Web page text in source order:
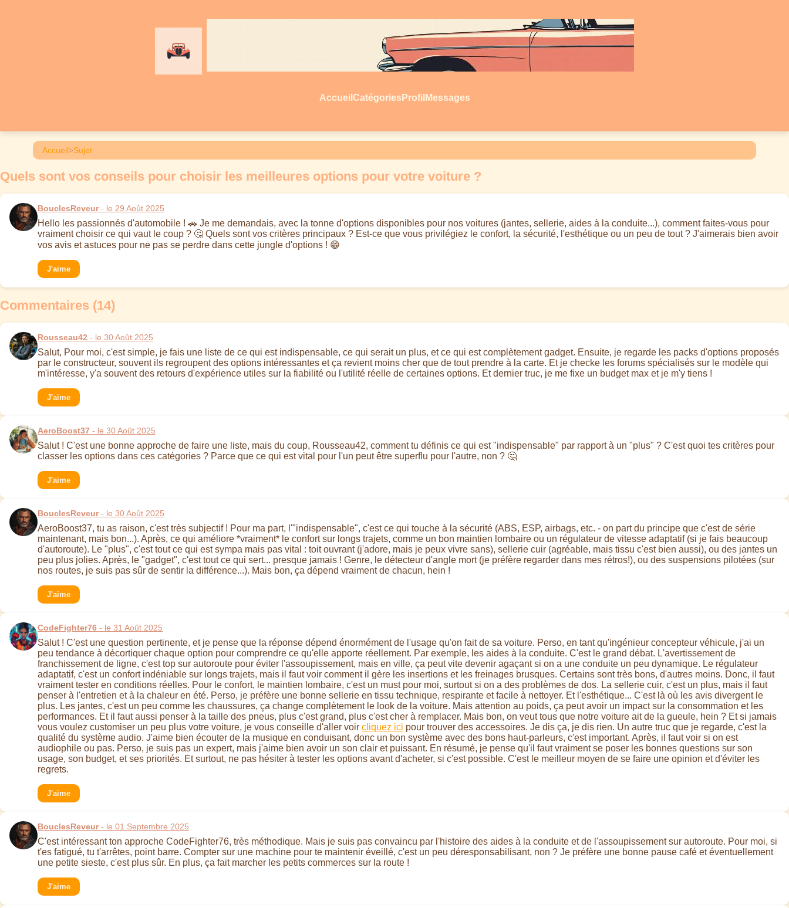
Accueil Catégories Profil Messages
Accueil>Sujet
Quels sont vos conseils pour choisir les meilleures options pour votre voiture ?
BouclesReveur- le 29 Août 2025
Hello les passionnés d'automobile ! 🚗 Je me demandais, avec la tonne d'options disponibles pour nos voitures (jantes, sellerie, aides à la conduite...), comment faites-vous pour
vraiment choisir ce qui vaut le coup ? 🤔 Quels sont vos critères principaux ? Est-ce que vous privilégiez le confort, la sécurité, l'esthétique ou un peu de tout ? J'aimerais bien avoir
vos avis et astuces pour ne pas se perdre dans cette jungle d'options ! 😁
J'aime
Commentaires (14)
Rousseau42 - le 30 Août 2025
Salut, Pour moi, c'est simple, je fais une liste de ce qui est indispensable, ce qui serait un plus, et ce qui est complètement gadget. Ensuite, je regarde les packs d'options proposés
par le constructeur, souvent ils regroupent des options intéressantes et ça revient moins cher que de tout prendre à la carte. Et je checke les forums spécialisés sur le modèle qui
m'intéresse, y'a souvent des retours d'expérience utiles sur la fiabilité ou l'utilité réelle de certaines options. Et dernier truc, je me fixe un budget max et je m'y tiens !
J'aime
AeroBoost37 - le 30 Août 2025
Salut ! C'est une bonne approche de faire une liste, mais du coup, Rousseau42, comment tu définis ce qui est "indispensable" par rapport à un "plus" ? C'est quoi tes critères pour
classer les options dans ces catégories ? Parce que ce qui est vital pour l'un peut être superflu pour l'autre, non ? 🤔
J'aime
BouclesReveur- le 30 Août 2025
AeroBoost37, tu as raison, c'est très subjectif ! Pour ma part, l'"indispensable", c'est ce qui touche à la sécurité (ABS, ESP, airbags, etc. - on part du principe que c'est de série
maintenant, mais bon...). Après, ce qui améliore *vraiment* le confort sur longs trajets, comme un bon maintien lombaire ou un régulateur de vitesse adaptatif (si je fais beaucoup
d'autoroute). Le "plus", c'est tout ce qui est sympa mais pas vital : toit ouvrant (j'adore, mais je peux vivre sans), sellerie cuir (agréable, mais tissu c'est bien aussi), ou des jantes un
peu plus jolies. Après, le "gadget", c'est tout ce qui sert... presque jamais ! Genre, le détecteur d'angle mort (je préfère regarder dans mes rétros!), ou des suspensions pilotées (sur
nos routes, je suis pas sûr de sentir la différence...). Mais bon, ça dépend vraiment de chacun, hein !
J'aime
CodeFighter76 - le 31 Août 2025
Salut ! C'est une question pertinente, et je pense que la réponse dépend énormément de l'usage qu'on fait de sa voiture. Perso, en tant qu'ingénieur concepteur véhicule, j'ai un
peu tendance à décortiquer chaque option pour comprendre ce qu'elle apporte réellement. Par exemple, les aides à la conduite. C'est le grand débat. L'avertissement de
franchissement de ligne, c'est top sur autoroute pour éviter l'assoupissement, mais en ville, ça peut vite devenir agaçant si on a une conduite un peu dynamique. Le régulateur
adaptatif, c'est un confort indéniable sur longs trajets, mais il faut voir comment il gère les insertions et les freinages brusques. Certains sont très bons, d'autres moins. Donc, il faut
vraiment tester en conditions réelles. Pour le confort, le maintien lombaire, c'est un must pour moi, surtout si on a des problèmes de dos. La sellerie cuir, c'est un plus, mais il faut
penser à l'entretien et à la chaleur en été. Perso, je préfère une bonne sellerie en tissu technique, respirante et facile à nettoyer. Et l'esthétique... C'est là où les avis divergent le
plus. Les jantes, c'est un peu comme les chaussures, ça change complètement le look de la voiture. Mais attention au poids, ça peut avoir un impact sur la consommation et les
performances. Et il faut aussi penser à la taille des pneus, plus c'est grand, plus c'est cher à remplacer. Mais bon, on veut tous que notre voiture ait de la gueule, hein ? Et si jamais
vous voulez customiser un peu plus votre voiture, je vous conseille d'aller voir cliquez ici pour trouver des accessoires. Je dis ça, je dis rien. Un autre truc que je regarde, c'est la
qualité du système audio. J'aime bien écouter de la musique en conduisant, donc un bon système avec des bons haut-parleurs, c'est important. Après, il faut voir si on est
audiophile ou pas. Perso, je suis pas un expert, mais j'aime bien avoir un son clair et puissant. En résumé, je pense qu'il faut vraiment se poser les bonnes questions sur son
usage, son budget, et ses priorités. Et surtout, ne pas hésiter à tester les options avant d'acheter, si c'est possible. C'est le meilleur moyen de se faire une opinion et d'éviter les
regrets.
J'aime
BouclesReveur- le 01 Septembre 2025
C'est intéressant ton approche CodeFighter76, très méthodique. Mais je suis pas convaincu par l'histoire des aides à la conduite et de l'assoupissement sur autoroute. Pour moi, si
t'es fatigué, tu t'arrêtes, point barre. Compter sur une machine pour te maintenir éveillé, c'est un peu déresponsabilisant, non ? Je préfère une bonne pause café et éventuellement
une petite sieste, c'est plus sûr. En plus, ça fait marcher les petits commerces sur la route !
J'aime